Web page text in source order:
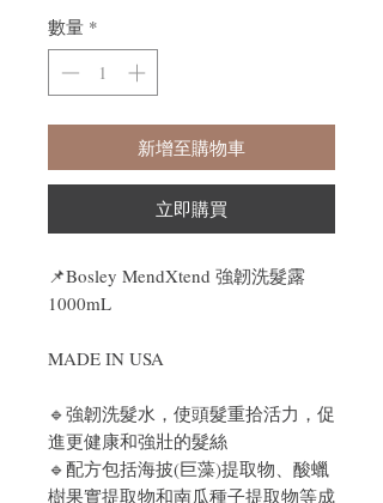
數量 *
新增至購物車
立即購買
📌Bosley MendXtend 強韌洗髮露
1000mL
MADE IN USA
🔹強韌洗髮水，使頭髮重拾活力，促
進更健康和強壯的髮絲
🔹配方包括海披(巨藻)提取物、酸蠟
樹果實提取物和南瓜種子提取物等成